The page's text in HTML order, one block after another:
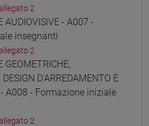
2
AUDIOVISIVE - A007 -
insegnanti
2
GEOMETRICHE,
D'ARREDAMENTO E
- A008 - Formazione iniziale
2